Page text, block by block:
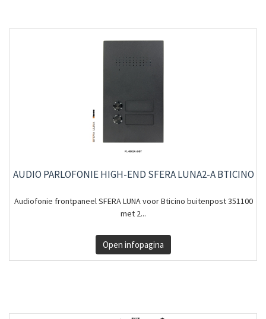
AUDIO PARLOFONIE HIGH-END SFERA LUNA2-A BTICINO
Audiofonie frontpaneel SFERA LUNA voor Bticino buitenpost 351100
met 2...
Open infopagina